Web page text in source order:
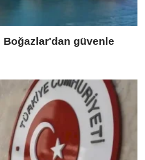
Boğazlar'dan güvenle